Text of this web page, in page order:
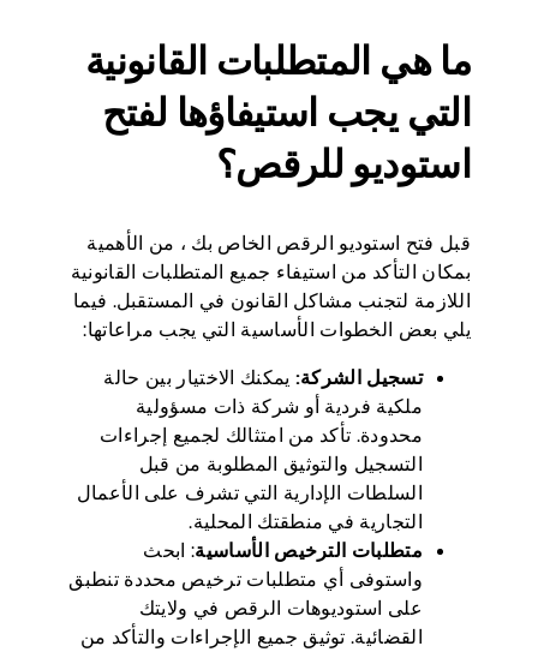
ما هي المتطلبات القانونية
التي يجب استيفاؤها لفتح
استوديو للرقص؟
قبل فتح استوديو الرقص الخاص بك ، من الأهمية
بمكان التأكد من استيفاء جميع المتطلبات القانونية
اللازمة لتجنب مشاكل القانون في المستقبل. فيما
يلي بعض الخطوات الأساسية التي يجب مراعاتها:
تسجيل الشركة: يمكنك الاختيار بين حالة
ملكية فردية أو شركة ذات مسؤولية
محدودة. تأكد من امتثالك لجميع إجراءات
التسجيل والتوثيق المطلوبة من قبل
السلطات الإدارية التي تشرف على الأعمال
التجارية في منطقتك المحلية.
متطلبات الترخيص الأساسية: ابحث
واستوفى أي متطلبات ترخيص محددة تنطبق
على استوديوهات الرقص في ولايتك
القضائية. توثيق جميع الإجراءات والتأكد من